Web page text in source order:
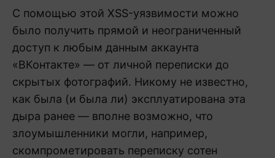
С помощью этой XSS-уязвимости можно
было получить прямой и неограниченный
доступ к любым данным аккаунта
«ВКонтакте» — от личной переписки до
скрытых фотографий. Никому не известно,
как была (и была ли) эксплуатирована эта
дыра ранее — вполне возможно, что
злоумышленники могли, например,
скомпрометировать переписку сотен